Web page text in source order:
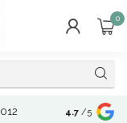
0
4.7 /5